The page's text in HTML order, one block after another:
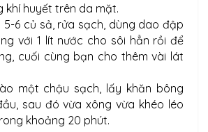
khí huyết trên da mặt.
5-6 củ sả, rửa sạch, dùng dao đập
với 1 lít nước cho sôi hẳn rồi để
cuối cùng bạn cho thêm vài lát
một chậu sạch, lấy khăn bông
sau đó vừa xông vừa khéo léo
khoảng 20 phút.